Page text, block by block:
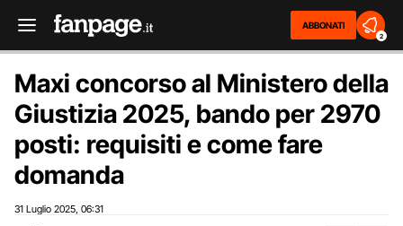
ABBONATI
2
Maxi concorso al Ministero della
Giustizia 2025, bando per 2970
posti: requisiti e come fare
domanda
31 Luglio 2025 06:31